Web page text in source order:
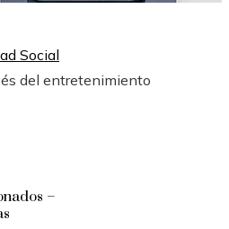
Social
del entretenimiento
–